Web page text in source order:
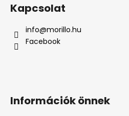
Kapcsolat
info@morillo.hu
Facebook
Információk önnek